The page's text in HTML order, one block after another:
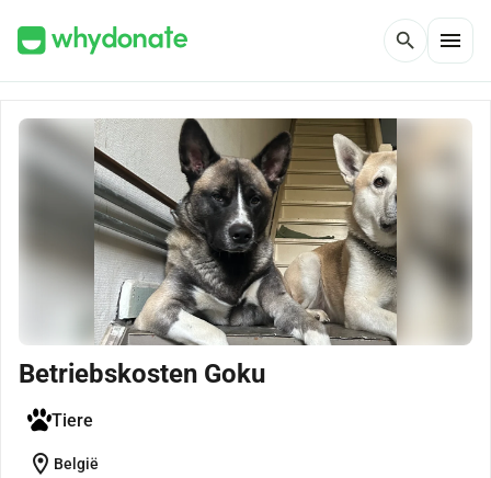
search menu
Betriebskosten Goku
Tiere
location_on België